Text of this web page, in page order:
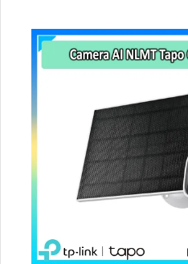
thú cưng, phương tiện, lưu
GB.